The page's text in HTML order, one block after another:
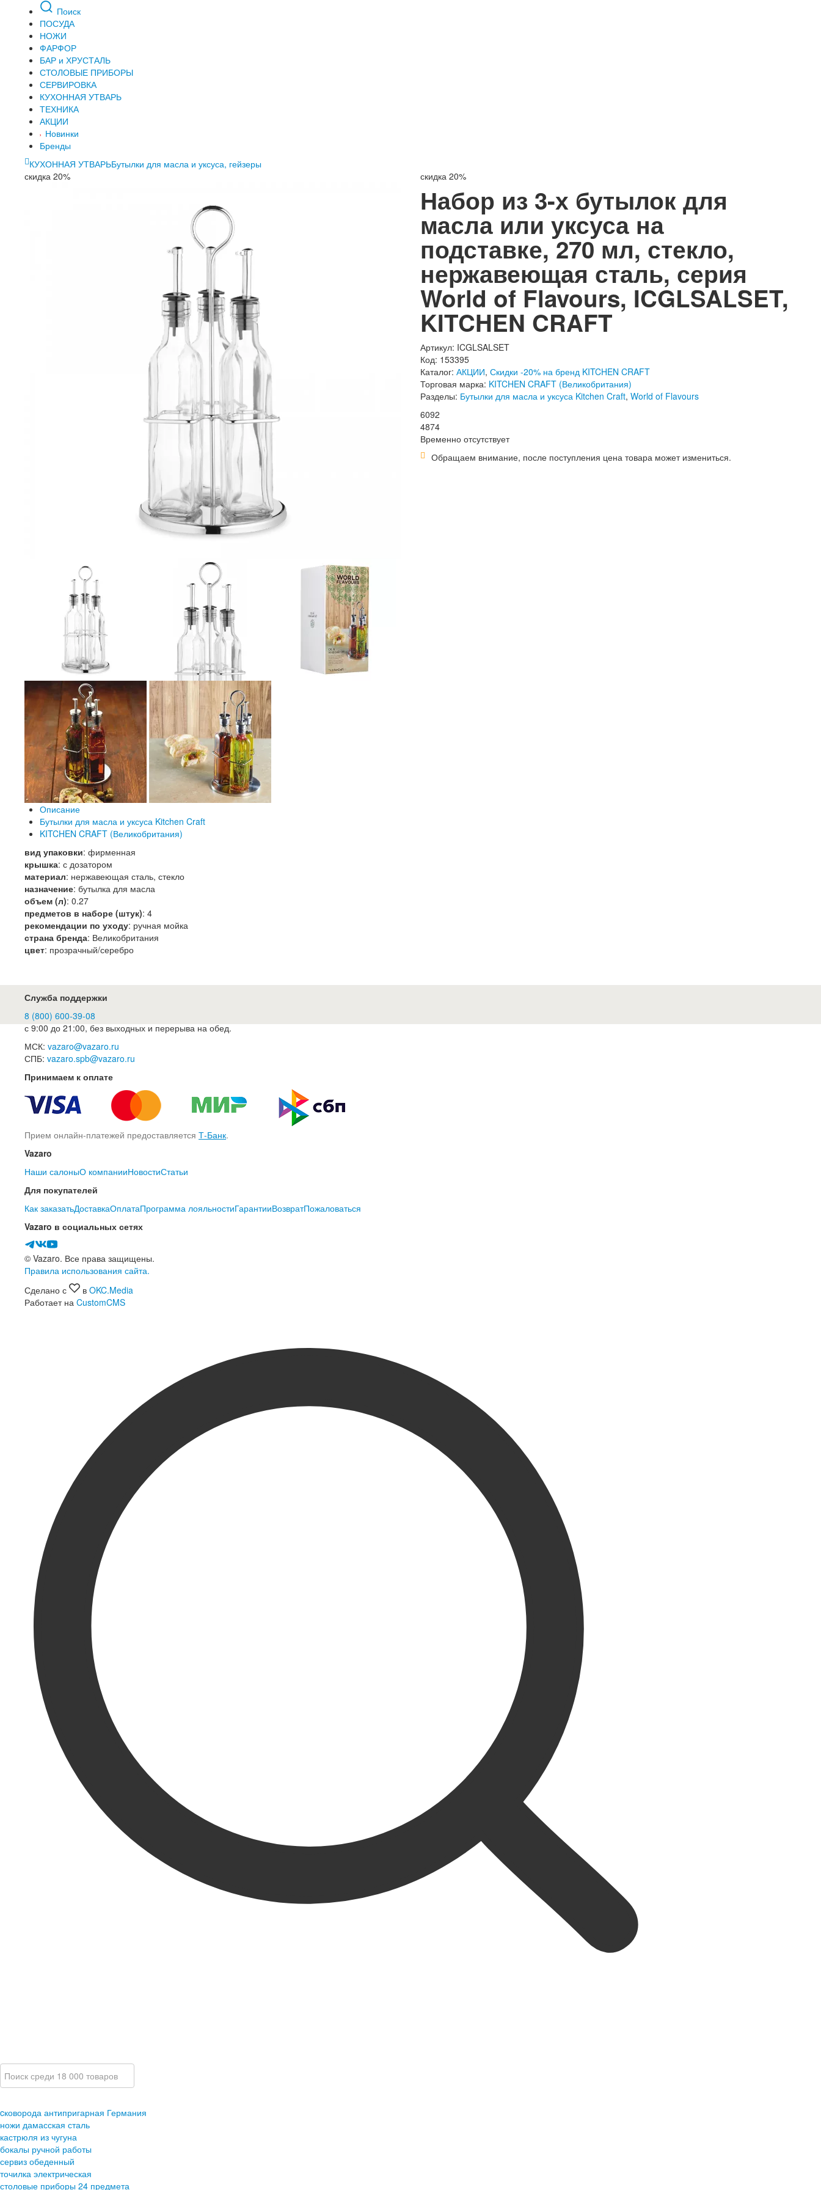
Поиск
ПОСУДА
НОЖИ
ФАРФОР
БАР и ХРУСТАЛЬ
СТОЛОВЫЕ ПРИБОРЫ
СЕРВИРОВКА
КУХОННАЯ УТВАРЬ
ТЕХНИКА
АКЦИИ
Новинки
Бренды
КУХОННАЯ УТВАРЬБутылки для масла и уксуса, гейзеры
скидка 20%
скидка 20%
Набор из 3-х бутылок для
масла или уксуса на
подставке, 270 мл, стекло,
нержавеющая сталь, серия
World of Flavours, ICGLSALSET,
KITCHEN CRAFT
Артикул: ICGLSALSET
Код: 153395
Каталог:АКЦИИ,Скидки -20% на бренд KITCHEN CRAFT
Торговая марка: KITCHEN CRAFT (Великобритания)
Разделы: Бутылки для масла и уксуса Kitchen Craft,World of Flavours
6092
4874
Временно отсутствует
Обращаем внимание, после поступления цена товара может измениться.
Описание
Бутылки для масла и уксуса Kitchen Craft
KITCHEN CRAFT (Великобритания)
вид упаковки: фирменная
крышка: с дозатором
материал: нержавеющая сталь, стекло
назначение: бутылка для масла
объем (л): 0.27
предметов в наборе (штук): 4
рекомендации по уходу: ручная мойка
страна бренда: Великобритания
цвет: прозрачный/серебро
Служба поддержки
8 (800) 600-39-08
с 9:00 до 21:00, без выходных и перерыва на обед.
МСК: vazaro@vazaro.ru
СПБ: vazaro.spb@vazaro.ru
Принимаем к оплате
Прием онлайн-платежей предоставляется Т-Банк.
Vazaro
Наши салоныО компанииНовостиСтатьи
Для покупателей
Как заказатьДоставкаОплатаПрограмма лояльностиГарантииВозвратПожаловаться
Vazaro в социальных сетях
© Vazaro. Все права защищены.
Правила использования сайта.
Сделано с
в OKC.Media
Работает на CustomCMS
cковорода антипригарная Германия
ножи дамасская сталь
кастрюля из чугуна
бокалы ручной работы
сервиз обеденный
точилка электрическая
столовые приборы 24 предмета